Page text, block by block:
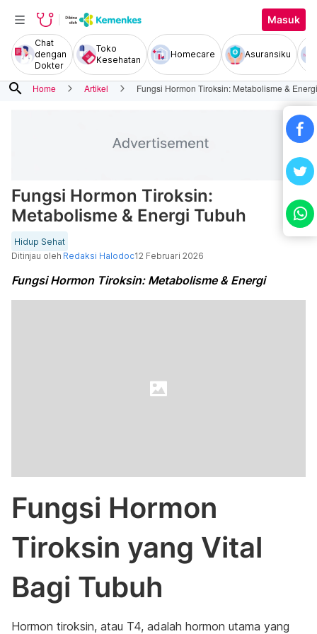
Masuk
Chat
dengan
Dokter
Toko
Kesehatan
Homecare Asuransiku
search Home Artikel Fungsi Hormon Tiroksin: Metabolisme &
Fungsi Hormon Tiroksin:
Metabolisme & Energi Tubuh
Hidup Sehat
Ditinjau oleh Redaksi Halodoc12 Februari 2026
Fungsi Hormon Tiroksin: Metabolisme & Energi
Fungsi Hormon
Tiroksin yang Vital
Bagi Tubuh
Hormon tiroksin, atau T4, adalah hormon utama yang